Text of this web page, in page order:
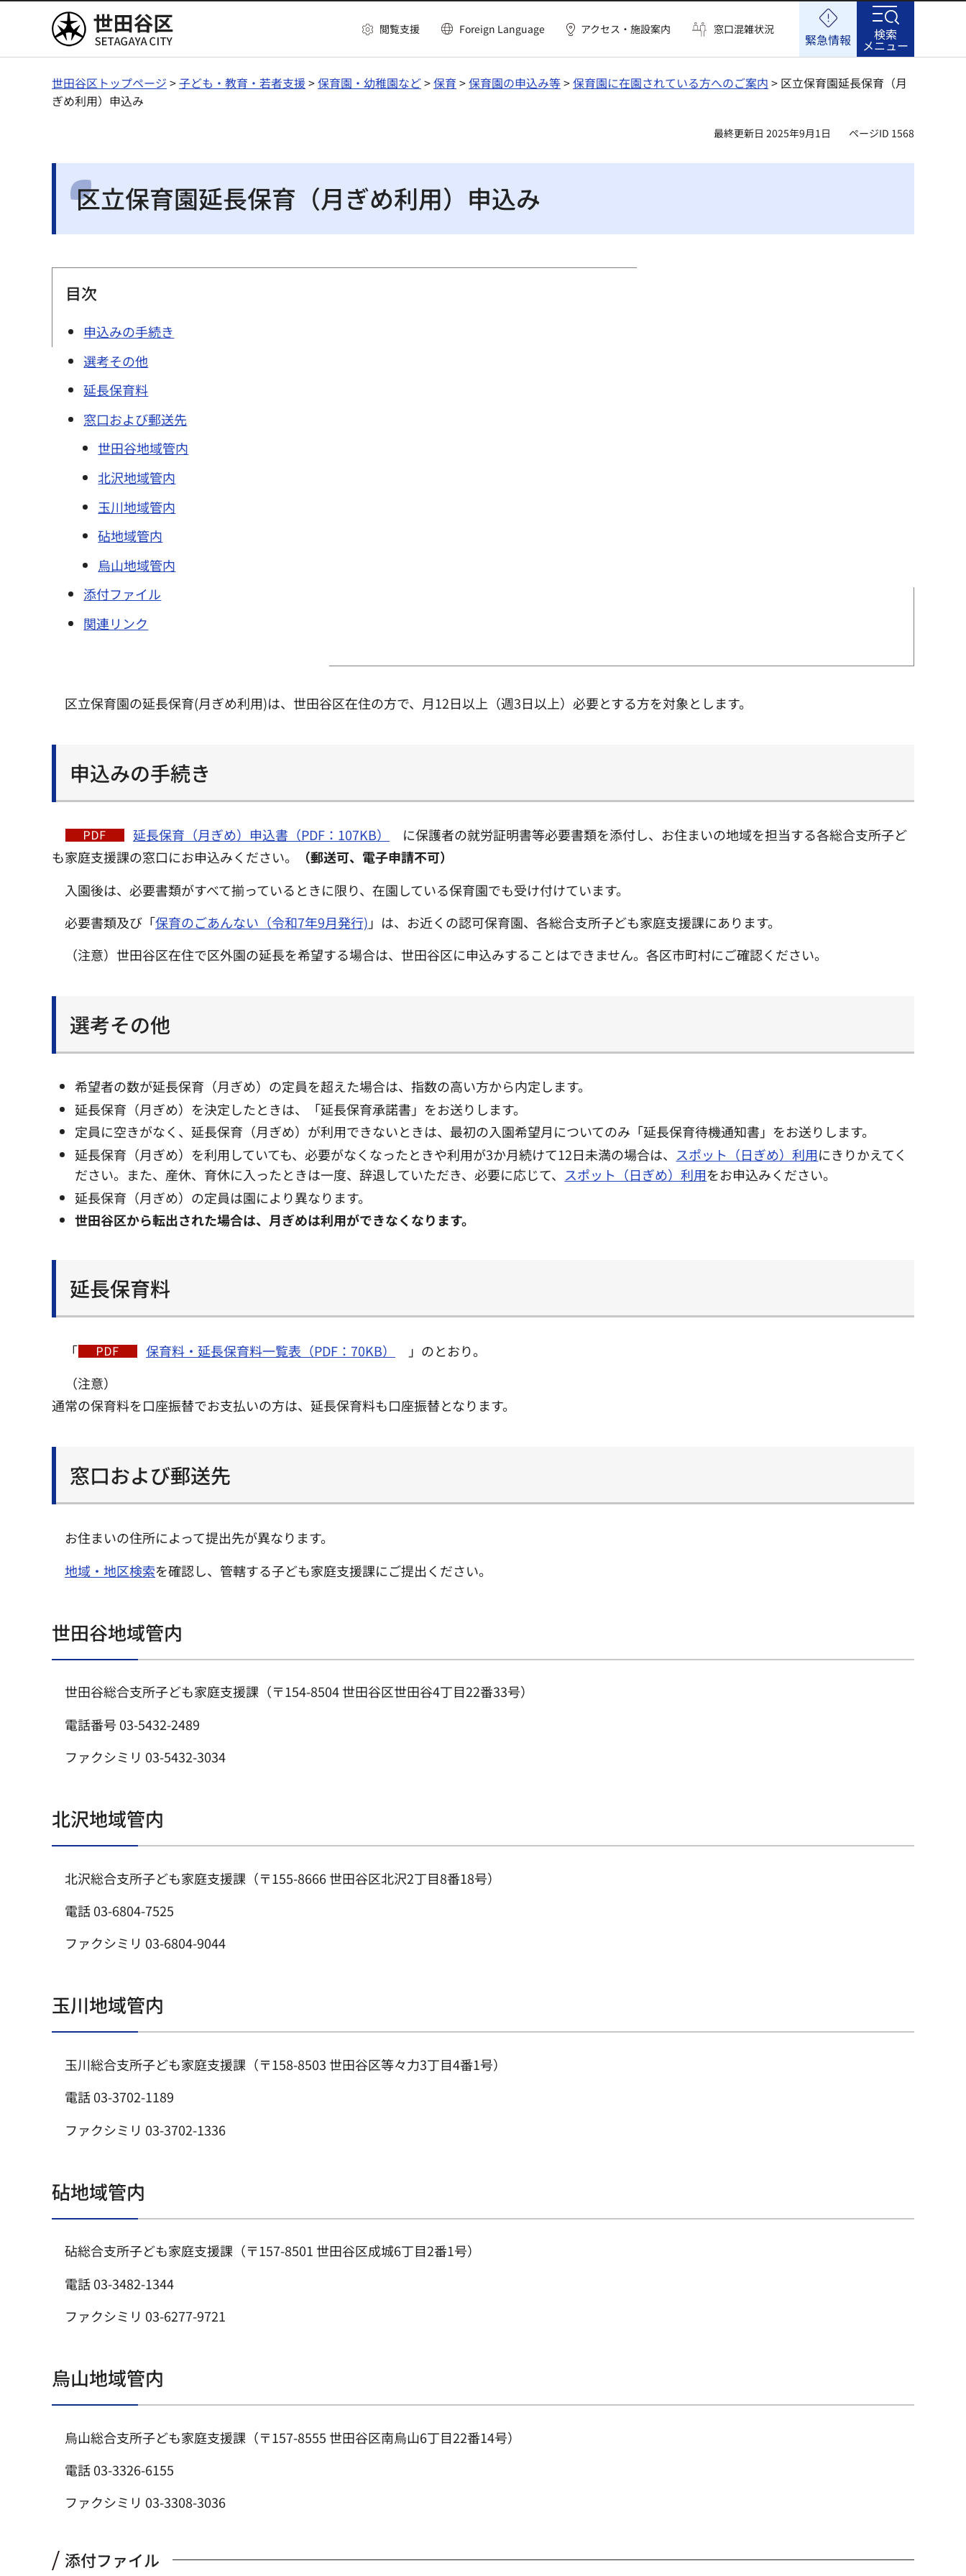
世田谷区 閲覧支援 Foreign Language アクセス・施設案内 窓口混雑状況
緊急情報 検索
メニュー
世田谷区トップページ >子ども・教育・若者支援>保育園・幼稚園など>保育 >保育園の申込み等>保育園に在園されている方へのご案内 > 区立保育園延長保育（月
ぎめ利用）申込み
最終更新日 2025年9月1日 ページID 1568
区立保育園延長保育（月ぎめ利用）申込み
目次
申込みの手続き
選考その他
延長保育料
窓口および郵送先
世田谷地域管内
北沢地域管内
玉川地域管内
砧地域管内
烏山地域管内
添付ファイル
関連リンク
区立保育園の延長保育(月ぎめ利用)は、世田谷区在住の方で、月12日以上（週3日以上）必要とする方を対象とします。
申込みの手続き
延長保育（月ぎめ）申込書（PDF：107KB）
に保護者の就労証明書等必要書類を添付し、お住まいの地域を担当する各総合支所子ど
も家庭支援課の窓口にお申込みください。
（郵送可、 電子申請不可）
入園後は、必要書類がすべて揃っているときに限り、在園している保育園でも受け付けています。
必要書類及び「保育のごあんない（令和7年9月発行) 」は、お近くの認可保育園、各総合支所子ども家庭支援課にあります。
（注意）世田谷区在住で区外園の延長を希望する場合は、世田谷区に申込みすることはできません。各区市町村にご確認ください。
選考その他
希望者の数が延長保育（月ぎめ）の定員を超えた場合は、指数の高い方から内定します。
延長保育（月ぎめ）を決定したときは、「延長保育承諾書」をお送りします。
定員に空きがなく、延長保育（月ぎめ）が利用できないときは、最初の入園希望月についてのみ「延長保育待機通知書」をお送りします。
延長保育（月ぎめ）を利用していても、必要がなくなったときや利用が3か月続けて12日未満の場合は、 スポット（日ぎめ）利用にきりかえてく
ださい。また、産休、育休に入ったときは一度、辞退していただき、必要に応じて、 スポット（日ぎめ）利用をお申込みください。
延長保育（月ぎめ）の定員は園により異なります。
世田谷区から転出された場合は、月ぎめは利用ができなくなります。
延長保育料
「 保育料・延長保育料一覧表（PDF：70KB）
」のとおり。
（注意）
通常の保育料を口座振替でお支払いの方は、延長保育料も口座振替となります。
窓口および郵送先
お住まいの住所によって提出先が異なります。
地域・地区検索を確認し、管轄する子ども家庭支援課にご提出ください。
世田谷地域管内
世田谷総合支所子ども家庭支援課（〒154-8504 世田谷区世田谷4丁目22番33号）
電話番号 03-5432-2489
ファクシミリ 03-5432-3034
北沢地域管内
北沢総合支所子ども家庭支援課（〒155-8666 世田谷区北沢2丁目8番18号）
電話 03-6804-7525
ファクシミリ 03-6804-9044
玉川地域管内
玉川総合支所子ども家庭支援課（〒158-8503 世田谷区等々力3丁目4番1号）
電話 03-3702-1189
ファクシミリ 03-3702-1336
砧地域管内
砧総合支所子ども家庭支援課（〒157-8501 世田谷区成城6丁目2番1号）
電話 03-3482-1344
ファクシミリ 03-6277-9721
烏山地域管内
烏山総合支所子ども家庭支援課（〒157-8555 世田谷区南烏山6丁目22番14号）
電話 03-3326-6155
ファクシミリ 03-3308-3036
添付ファイル